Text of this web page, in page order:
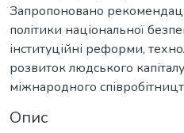
Запропоновано
політики національної
інституційні реформи,
розвиток людського
міжнародного
Опис